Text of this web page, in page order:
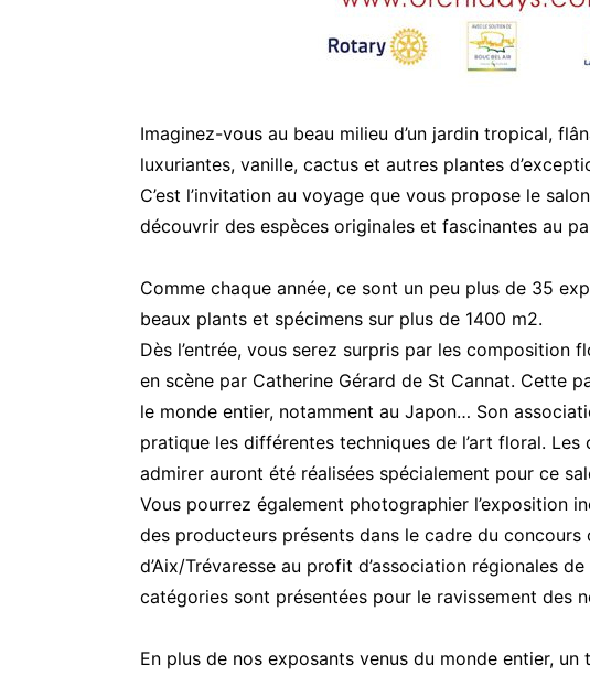
Imaginez-vous au beau milieu d’un jardin tropical,
luxuriantes, vanille, cactus et autres plantes
C’est l’invitation au voyage que vous propose le
découvrir des espèces originales et fascinantes au
Comme chaque année, ce sont un peu plus de 35
beaux plants et spécimens sur plus de 1400 m2.
Dès l’entrée, vous serez surpris par les composition
en scène par Catherine Gérard de St Cannat. Cette
le monde entier, notamment au Japon… Son
pratique les différentes techniques de l’art floral.
admirer auront été réalisées spécialement pour ce
Vous pourrez également photographier l’exposition
des producteurs présents dans le cadre du concours
d’Aix/Trévaresse au profit d’association régionales
catégories sont présentées pour le ravissement des
En plus de nos exposants venus du monde entier,